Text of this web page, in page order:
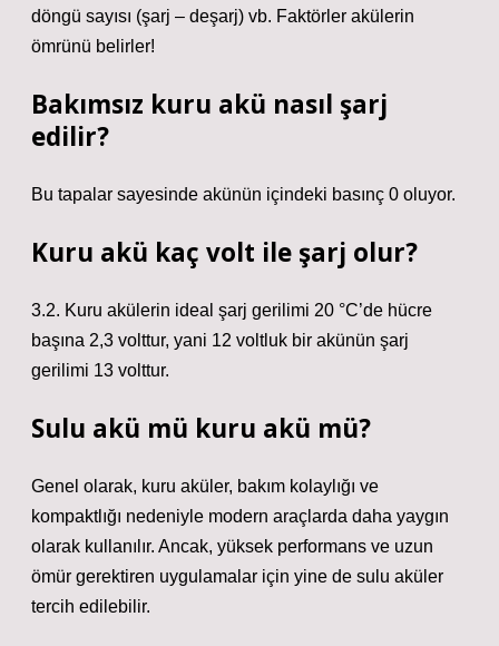
döngü sayısı (şarj – deşarj) vb. Faktörler akülerin
ömrünü belirler!
Bakımsız kuru akü nasıl şarj
edilir?
Bu tapalar sayesinde akünün içindeki basınç 0 oluyor.
Kuru akü kaç volt ile şarj olur?
3.2. Kuru akülerin ideal şarj gerilimi 20 °C’de hücre
başına 2,3 volttur, yani 12 voltluk bir akünün şarj
gerilimi 13 volttur.
Sulu akü mü kuru akü mü?
Genel olarak, kuru aküler, bakım kolaylığı ve
kompaktlığı nedeniyle modern araçlarda daha yaygın
olarak kullanılır. Ancak, yüksek performans ve uzun
ömür gerektiren uygulamalar için yine de sulu aküler
tercih edilebilir.